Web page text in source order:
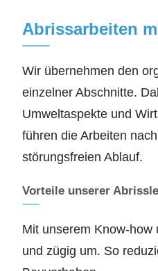
Abrissarbeiten
Wir übernehmen den
einzelner Abschnitte.
Umweltaspekte und
führen die Arbeiten
störungsfreien Ablauf.
Vorteile unserer
Mit unserem Know-how
und zügig um. So